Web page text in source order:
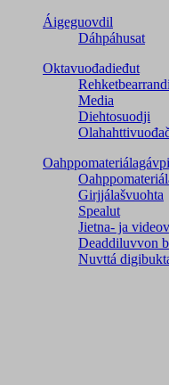
Áigeguovdil
Dáhpáhusat
Oktavuođadieđut
Media
Diehtosuodji
Oahppomateriálagávpi
Girjjálašvuohta
Spealut
Jietna- ja
Deaddiluvvon
Nuvttá